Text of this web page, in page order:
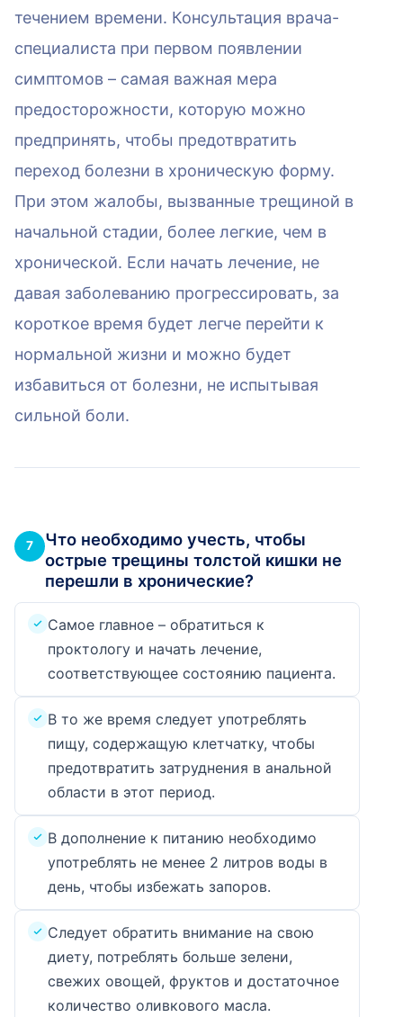
течением времени. Консультация врача-
специалиста при первом появлении
симптомов – самая важная мера
предосторожности, которую можно
предпринять, чтобы предотвратить
переход болезни в хроническую форму.
При этом жалобы, вызванные трещиной в
начальной стадии, более легкие, чем в
хронической. Если начать лечение, не
давая заболеванию прогрессировать, за
короткое время будет легче перейти к
нормальной жизни и можно будет
избавиться от болезни, не испытывая
сильной боли.
7
Что необходимо учесть, чтобы
острые трещины толстой кишки не
перешли в хронические?
Самое главное – обратиться к
проктологу и начать лечение,
соответствующее состоянию пациента.
В то же время следует употреблять
пищу, содержащую клетчатку, чтобы
предотвратить затруднения в анальной
области в этот период.
В дополнение к питанию необходимо
употреблять не менее 2 литров воды в
день, чтобы избежать запоров.
Следует обратить внимание на свою
диету, потреблять больше зелени,
свежих овощей, фруктов и достаточное
количество оливкового масла.